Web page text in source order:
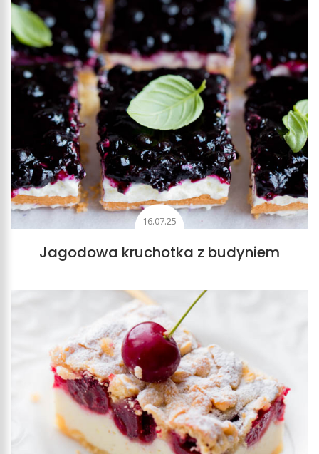
Budyń jest niezwykle wdzięcznym składnikiem. Oprócz
wyjątkowego smaku, który można modyfikować
dodatkami do budyniu (jeśli budyń robimy
samodzielnie), istotny jest także aromat. Ciasto z
kremem budyniowym jest też bardziej stabilne. Budyń
dodaje kremowi również większą gęstość. Ze względu
na swoje walory smakowe i możliwości związane z
modyfikacją konsystencji, nadaje się on do
różnorodnych ciast, zarówno do serników, jak i
szarlotek, makowców i wielu, wielu innych.
nieoczywisty. Przykładem są ciasteczka budyniowe,
które mają budyń w swoim wnętrzu, w formie w
proszku. Po co się go dodaje? Oczywiście dla smaku, ale
nie tylko. Budyń nadaje ciastu kruchości i piaskowej
konsystencji. Ciasta z budyniem w składzie mają jego
specyficzny smak, który jest delikatny, subtelny, a dzięki
konkretnemu rodzajowi, na przykład waniliowemu,
podkreślany jest ich charakter.
16.07.25
Jagodowa kruchotka z budyniem